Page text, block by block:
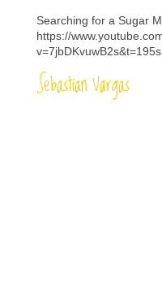
Searching for a Sugar
https://
v=7jbDKvuwB2s&t=195s
Sebastian Vargas